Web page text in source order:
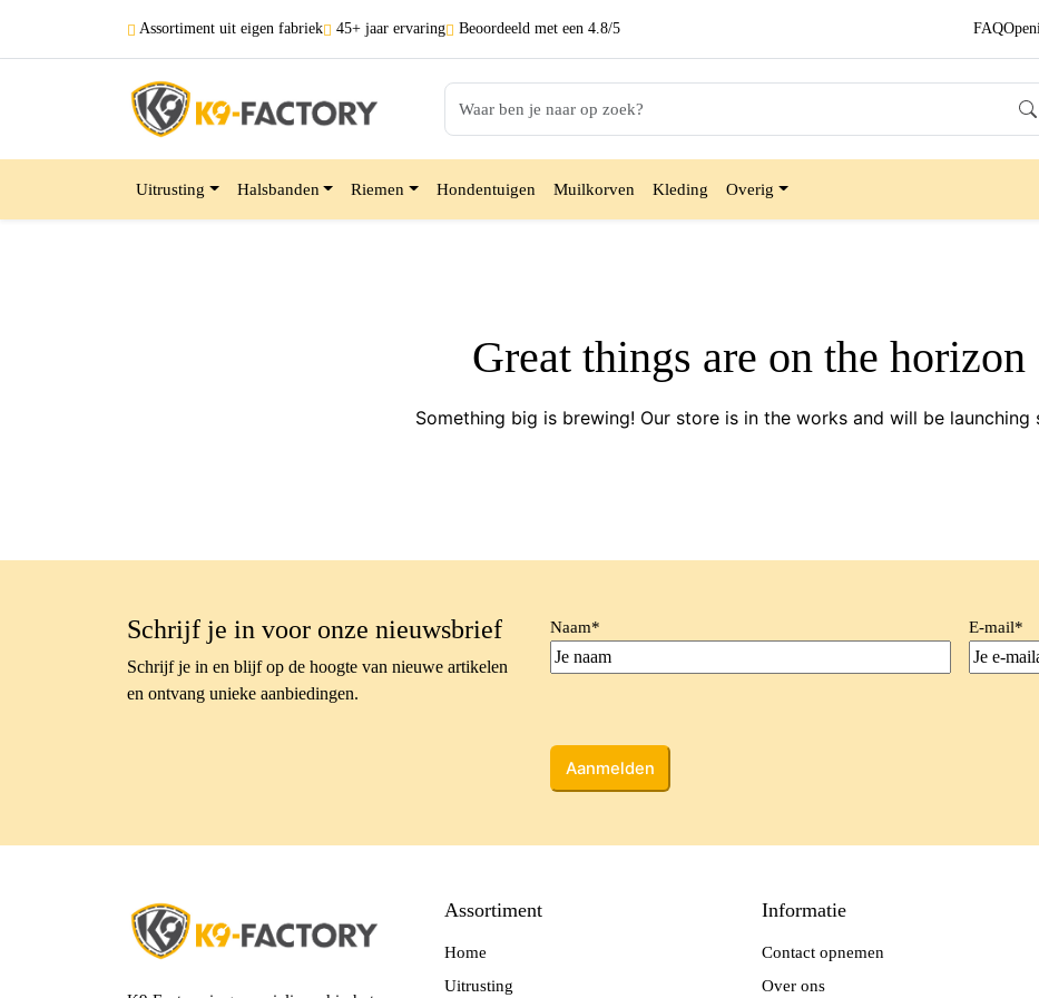
Assortiment uit eigen fabriek 45+ jaar ervaring Beoordeeld met een 4.8/5 FAQ
Uitrusting Halsbanden Riemen Hondentuigen Muilkorven Kleding Overig
Great things are on the horizon
Something big is brewing! Our store is in the works and will be launching
Schrijf je in voor onze nieuwsbrief
Schrijf je in en blijf op de hoogte van nieuwe artikelen
en ontvang unieke aanbiedingen.
Naam* E-mail*
Assortiment
Home
Uitrusting
Informatie
Contact opnemen
Over ons